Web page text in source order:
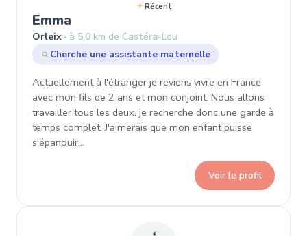
Récent
Emma
Orleix
à 5,0 km de Castéra-Lou
Cherche une assistante maternelle
Actuellement à l'étranger je reviens vivre en France
avec mon fils de 2 ans et mon conjoint. Nous allons
travailler tous les deux, je recherche donc une garde à
temps complet. J'aimerais que mon enfant puisse
s'épanouir…
Voir le profil